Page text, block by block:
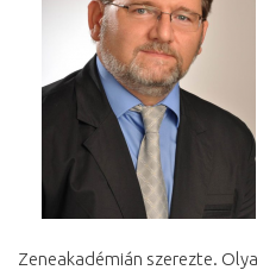
Zeneakadémián szerezte.